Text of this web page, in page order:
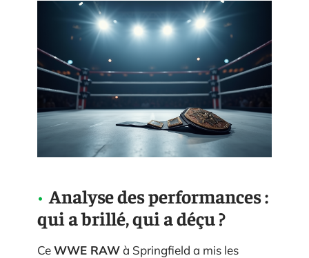
Analyse des performances :
qui a brillé, qui a déçu ?
CeWWE RAWà Springfield a mis les